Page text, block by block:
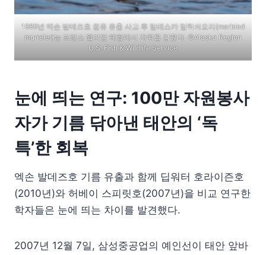
1989년 액손 발데즈호 원유 유출 사고 후 알래스카 알락쇠오리(marbled
murrelet)는 프린스 윌리엄 해협에서 자취를 감췄다. ©Alaska Region
U.S. Fish & Wildlife Service
눈에 띄는 연구: 100만 자원봉사
자가 기름 닦아낸 태안의 ‘독
특’한 회복
엑손 발데즈호 기름 유출과 함께 딥워터 호라이즌호
(2010년)와 허베이 스피릿호(2007년)을 비교 연구한
학자들은 눈에 띄는 차이를 발견했다.
2007년 12월 7일, 삼성중공업의 예인선이 태안 앞바